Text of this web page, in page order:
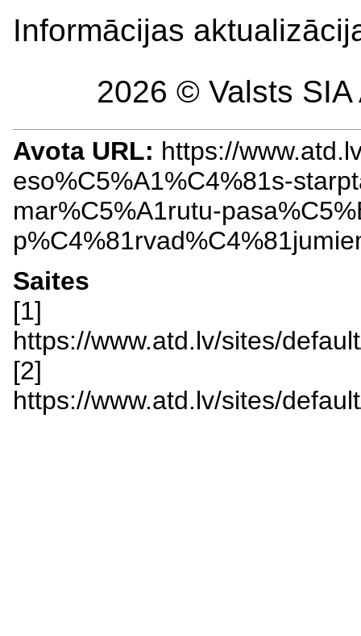
Informācijas
2026 © Valsts
Avota URL: https://
eso%C5%A1%C4%81s-
mar%C5%A1rutu-
Saites
[1]
https://www.atd.lv/sites/
[2]
https://www.atd.lv/sites/